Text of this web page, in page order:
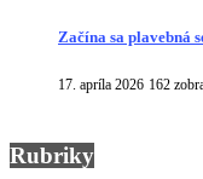
Začína sa plavebná
17. apríla 2026 162
Rubriky